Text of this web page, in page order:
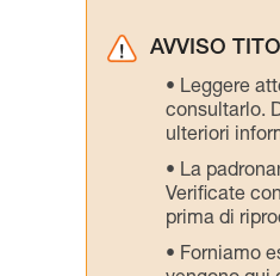
AVVISO
Leggere
consultarlo.
ulteriori
La
Verificate
prima di
Forniamo